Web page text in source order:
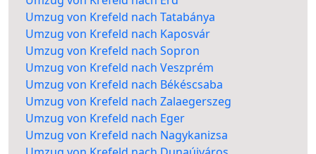
Umzug von Krefeld nach Tatabánya
Umzug von Krefeld nach Kaposvár
Umzug von Krefeld nach Sopron
Umzug von Krefeld nach Veszprém
Umzug von Krefeld nach Békéscsaba
Umzug von Krefeld nach Zalaegerszeg
Umzug von Krefeld nach Eger
Umzug von Krefeld nach Nagykanizsa